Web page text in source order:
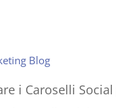
Blog
i Caroselli